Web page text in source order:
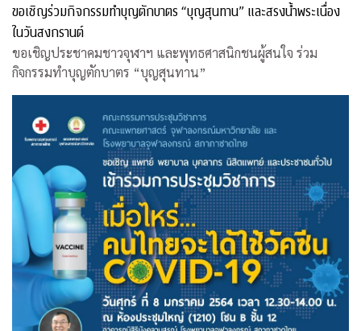
ขอเชิญร่วมกิจกรรมทำบุญตักบาตร “บุญสุนทาน” และสรงน้ำพระเนื่อง
ในวันสงกรานต์
ขอเชิญประชาคมชาวจุฬาฯ และพุทธศาสนิกชนผู้สนใจ ร่วม
กิจกรรมทำบุญตักบาตร “บุญสุนทาน”